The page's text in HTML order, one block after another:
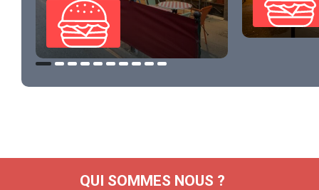
QUI SOMMES NOUS ?